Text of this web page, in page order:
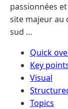
passionnées
site majeur au
sud …
Quick
Key
Visual
Topics